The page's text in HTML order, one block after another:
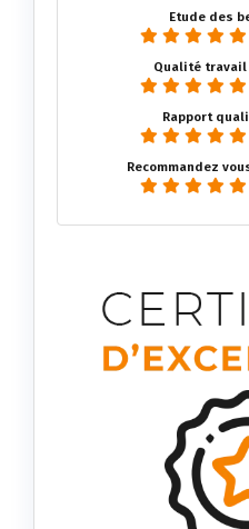
Etude des
Qualité
Rapport
Recommandez